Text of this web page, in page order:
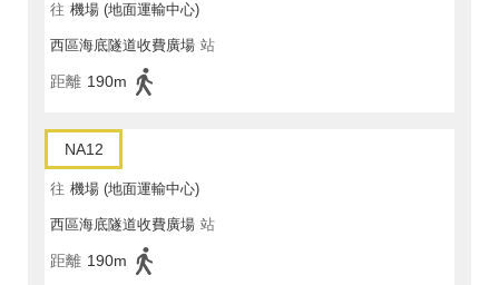
往 機場 (地面運輸中心)
西區海底隧道收費廣場 站
距離 190m
NA12
往 機場 (地面運輸中心)
西區海底隧道收費廣場 站
距離 190m